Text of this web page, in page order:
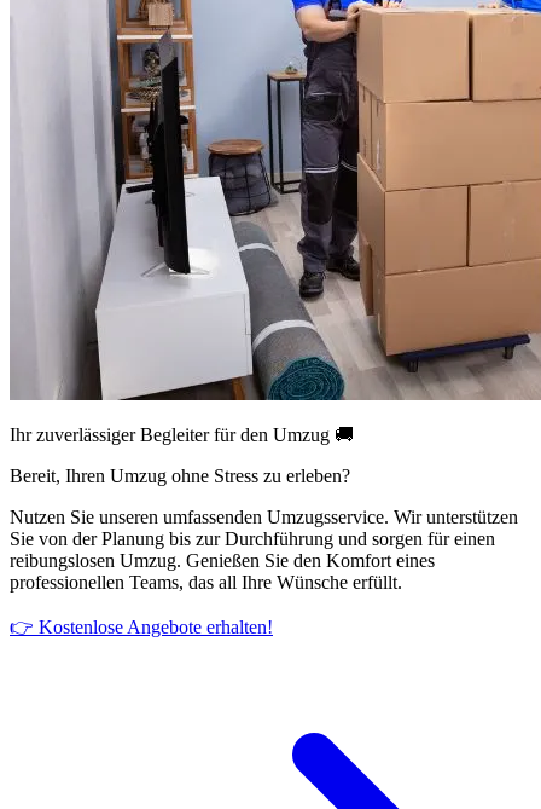
Ihr zuverlässiger Begleiter für den Umzug 🚚
Bereit, Ihren Umzug ohne Stress zu erleben?
Nutzen Sie unseren umfassenden Umzugsservice. Wir unterstützen
Sie von der Planung bis zur Durchführung und sorgen für einen
reibungslosen Umzug. Genießen Sie den Komfort eines
professionellen Teams, das all Ihre Wünsche erfüllt.
👉 Kostenlose Angebote erhalten!